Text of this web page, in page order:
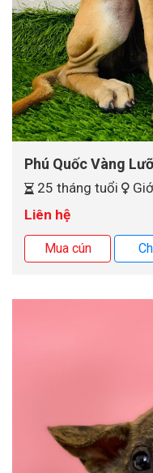
Phú Quốc Vàng
25 tháng tuổi
Liên hệ
Mua cún